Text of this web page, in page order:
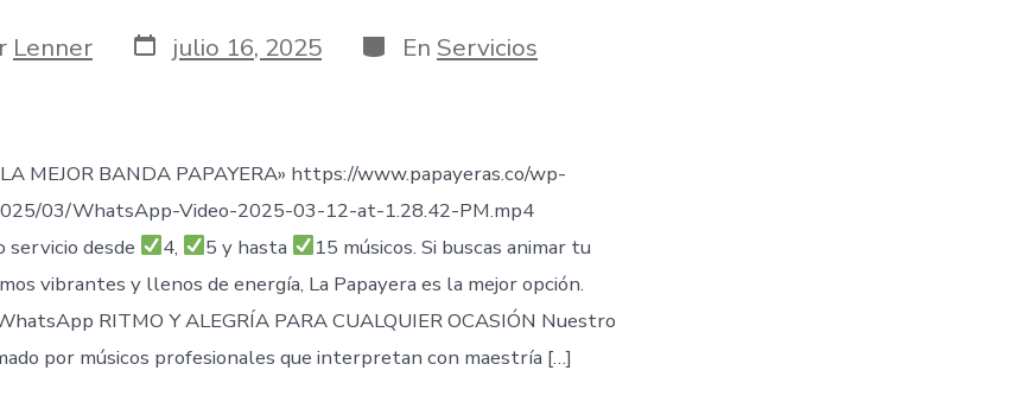
Lenner Fecha
de
julio 16, 2025 Categorías
En Servicios
MEJOR BANDA PAPAYERA» https://www.papayeras.co/wp-
03/WhatsApp-Video-2025-03-12-at-1.28.42-PM.mp4
desde
4, 5 y hasta
15 músicos. Si buscas animar tu
vibrantes y llenos de energía, La Papayera es la mejor opción.
RITMO Y ALEGRÍA PARA CUALQUIER OCASIÓN Nuestro
por músicos profesionales que interpretan con maestría […]